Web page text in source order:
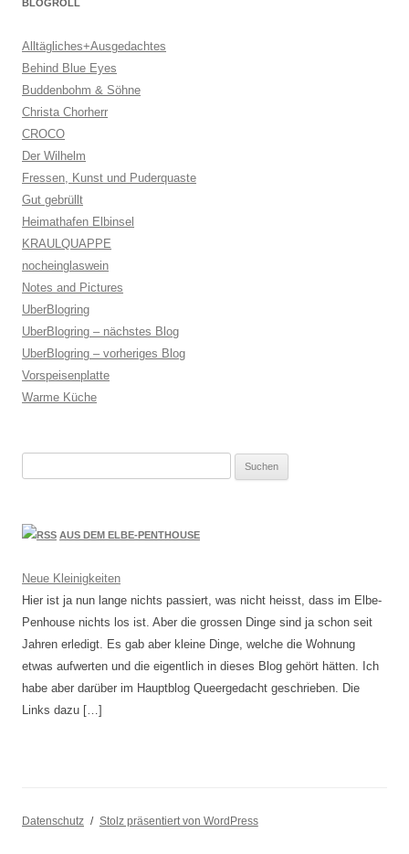
BLOGROLL
Alltägliches+Ausgedachtes
Behind Blue Eyes
Buddenbohm & Söhne
Christa Chorherr
CROCO
Der Wilhelm
Fressen, Kunst und Puderquaste
Gut gebrüllt
Heimathafen Elbinsel
KRAULQUAPPE
nocheinglaswein
Notes and Pictures
UberBlogring
UberBlogring – nächstes Blog
UberBlogring – vorheriges Blog
Vorspeisenplatte
Warme Küche
AUS DEM ELBE-PENTHOUSE
Neue Kleinigkeiten
Hier ist ja nun lange nichts passiert, was nicht heisst, dass im Elbe-
Penhouse nichts los ist. Aber die grossen Dinge sind ja schon seit
Jahren erledigt. Es gab aber kleine Dinge, welche die Wohnung
etwas aufwerten und die eigentlich in dieses Blog gehört hätten. Ich
habe aber darüber im Hauptblog Queergedacht geschrieben. Die
Links dazu […]
Datenschutz Stolz präsentiert von WordPress